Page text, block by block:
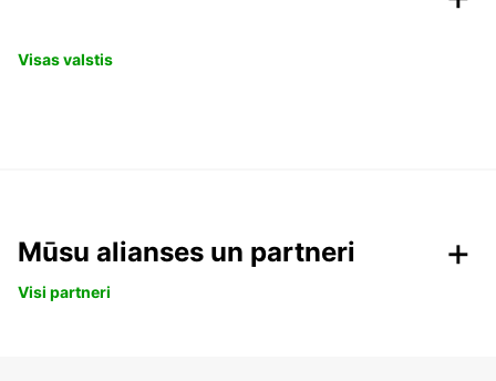
Visas valstis
Mūsu alianses un partneri
Visi partneri